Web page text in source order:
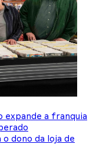
expande a franquia
dono da loja de